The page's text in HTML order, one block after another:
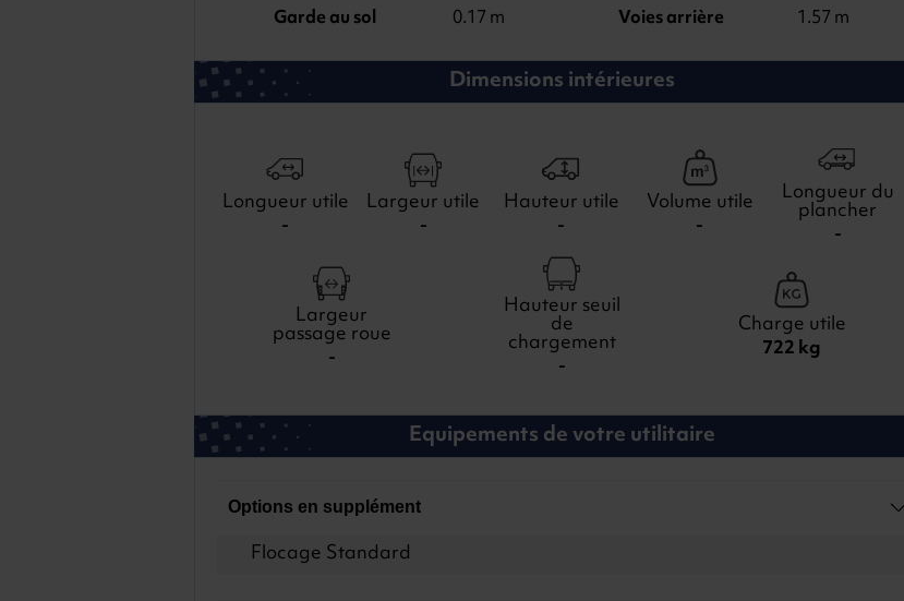
Garde au sol
0.17 m
Voies arrière
1.57 m
Dimensions intérieures
Longueur utile
-
Largeur utile
-
Hauteur utile
-
Volume utile
-
Longueur du
plancher
-
Largeur
passage roue
-
Hauteur seuil
de
chargement
-
Charge utile
722 kg
Equipements de votre utilitaire
Options en supplément
Flocage Standard